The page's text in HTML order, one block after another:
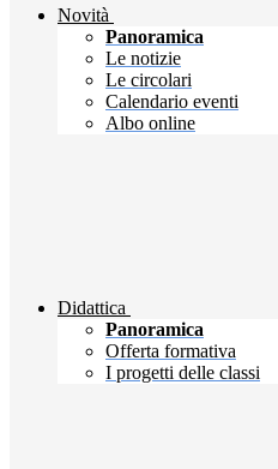
Novità
Panoramica
Le notizie
Le circolari
Calendario eventi
Albo online
Didattica
Panoramica
Offerta formativa
I progetti delle classi